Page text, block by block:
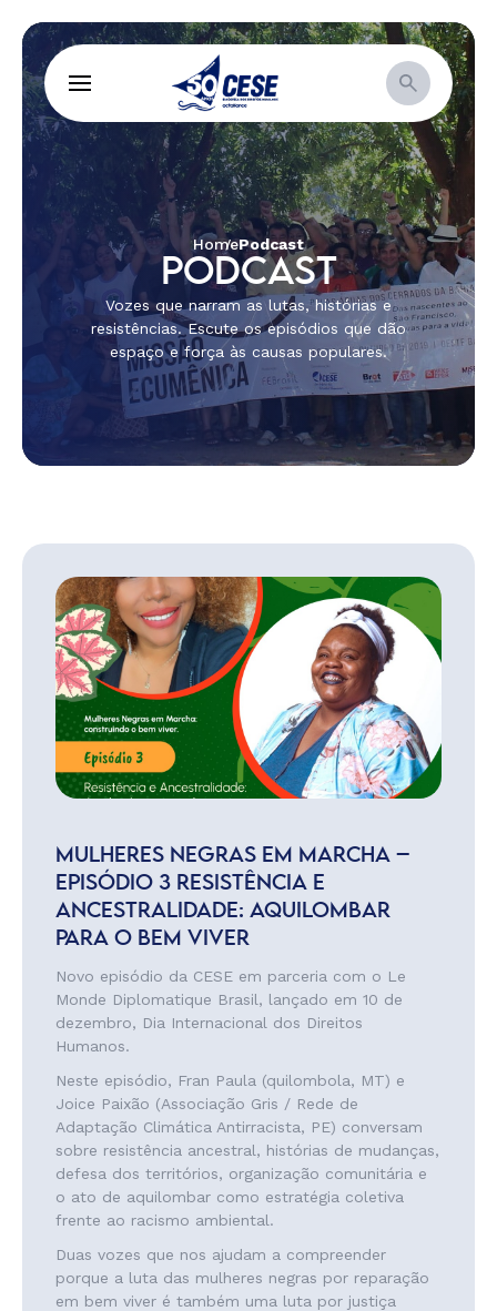
HomePodcast
PODCAST
Vozes que narram as lutas, histórias e
resistências. Escute os episódios que dão
espaço e força às causas populares.
MULHERES NEGRAS EM MARCHA –
EPISÓDIO 3 RESISTÊNCIA E
ANCESTRALIDADE: AQUILOMBAR
PARA O BEM VIVER
Novo episódio da CESE em parceria com o Le
Monde Diplomatique Brasil, lançado em 10 de
dezembro, Dia Internacional dos Direitos
Humanos.
Neste episódio, Fran Paula (quilombola, MT) e
Joice Paixão (Associação Gris / Rede de
Adaptação Climática Antirracista, PE) conversam
sobre resistência ancestral, histórias de mudanças,
defesa dos territórios, organização comunitária e
o ato de aquilombar como estratégia coletiva
frente ao racismo ambiental.
Duas vozes que nos ajudam a compreender
porque a luta das mulheres negras por reparação
em bem viver é também uma luta por justiça